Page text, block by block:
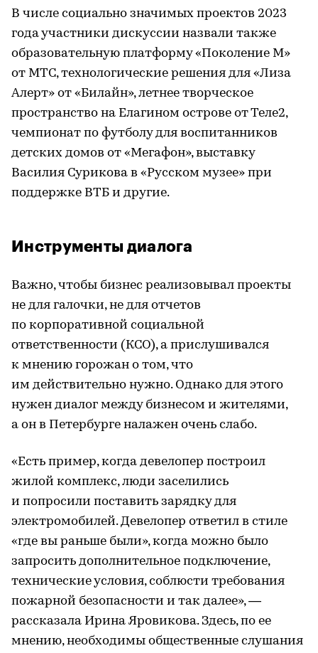
В числе социально значимых проектов 2023
года участники дискуссии назвали также
образовательную платформу «Поколение М»
от МТС, технологические решения для «Лиза
Алерт» от «Билайн», летнее творческое
пространство на Елагином острове от Теле2,
чемпионат по футболу для воспитанников
детских домов от «Мегафон», выставку
Василия Сурикова в «Русском музее» при
поддержке ВТБ и другие.
Инструменты диалога
Важно, чтобы бизнес реализовывал проекты
не для галочки, не для отчетов
по корпоративной социальной
ответственности (КСО), а прислушивался
к мнению горожан о том, что
им действительно нужно. Однако для этого
нужен диалог между бизнесом и жителями,
а он в Петербурге налажен очень слабо.
«Есть пример, когда девелопер построил
жилой комплекс, люди заселились
и попросили поставить зарядку для
электромобилей. Девелопер ответил в стиле
«где вы раньше были», когда можно было
запросить дополнительное подключение,
технические условия, соблюсти требования
пожарной безопасности и так далее», —
рассказала Ирина Яровикова. Здесь, по ее
мнению, необходимы общественные слушания